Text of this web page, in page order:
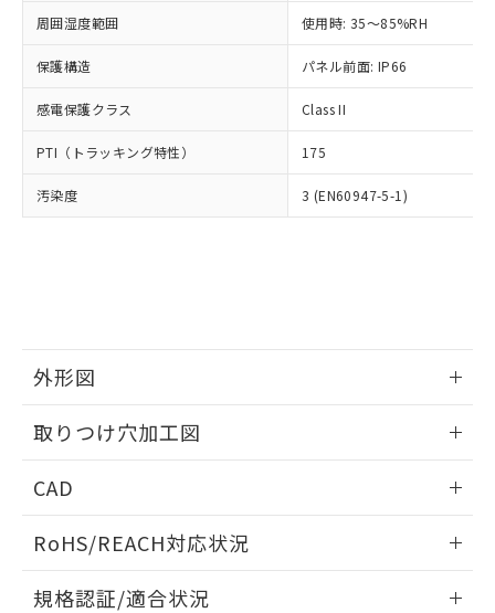
周囲湿度範囲 使用時: 35～85%RH
保護構造 パネル前面: IP66
感電保護クラス Class II
PTI（トラッキング特性） 175
汚染度 3 (EN60947-5-1)
外形図
取りつけ穴加工図
CAD
ドすることができます。
RoHS/REACH対応状況
規格認証/適合状況
事前の承諾なく第三者に漏洩または開
示しないようお願いします。
マイパーツ機能（部品リスト作成サー
ビス）をご利用いただくには、I-Web
メンバーズにご登録されている必要が
お客様が当ウェブサイト上で当社にご
登録された部品リストについて、当社
および当社の共同利用者が、当社の製
用者の範囲」に記載されている法人を
※2 対応予定月
部品在庫の切り替え状況などにより、予定
月が前後することがあります。
※3 非含有証明書ダウンロード
下記の非含有証明書をダウンロードするこ
ものではありません。
また、RoHS指令のフタル酸エステル類４
物質の対応では、対応完了までの期間は出
荷製品に未対応品が混在することから備考
り、2022年1月12日より割愛しておりま
す。
「ｅ」：有害物質（10物質）のすべてが基
準値以下であることを示します。
「10」：通常の使用状況下において有害物
質が外部に漏えいし、環境に深刻な影響を
及ぼさない年数を意味します。
「－」：未確認です。当社販売部門へお問
い合わせください。
場合は、上記1、2および3の内容を当
該第三者に通知します。また当社は、
販売先および販売に係わる関係者が違
法に輸出するおそれがある場合は、取
り引きをいたしません。
受注生産機種、また在庫状況の